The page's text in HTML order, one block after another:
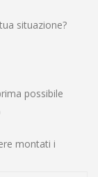
situazione?
possibile
montati i